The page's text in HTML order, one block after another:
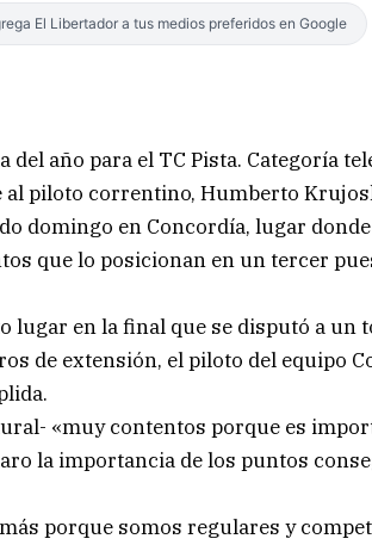
El Libertador a tus medios preferidos en Google
del año para el TC Pista. Categoría
al piloto correntino, Humberto
domingo en Concordía, lugar
que lo posicionan en un tercer
lugar en la final que se disputó a un
de extensión, el piloto del equipo
«muy contentos porque es
la importancia de los puntos
porque somos regulares y